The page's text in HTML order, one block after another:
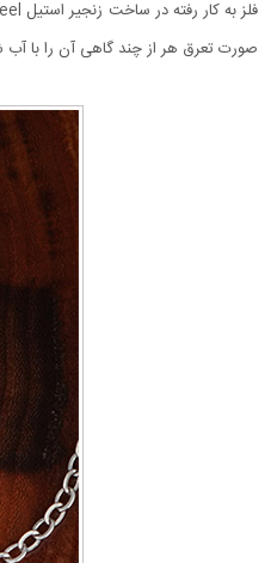
صورت تعرق هر از چند گاهی آن را با آب